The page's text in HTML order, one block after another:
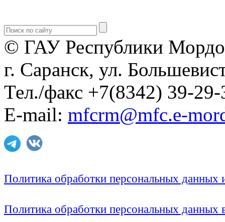
© ГАУ Республики
г. Саранск, ул.
Тел./факс +7(8342) 39-29-
E-mail: mfcrm@mfc.e-
Политика обработки персональных
Политика обработки персональных